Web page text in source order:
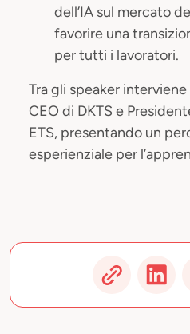
dell’IA sul mercato
favorire una
per tutti i lavoratori.
Tra gli speaker interviene
CEO di DKTS e
ETS, presentando un
esperienziale per